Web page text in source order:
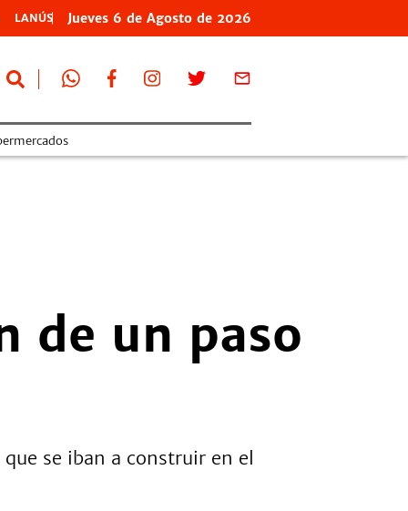
LANÚS Jueves 6 de Agosto de 2026
de un paso
se iban a construir en el